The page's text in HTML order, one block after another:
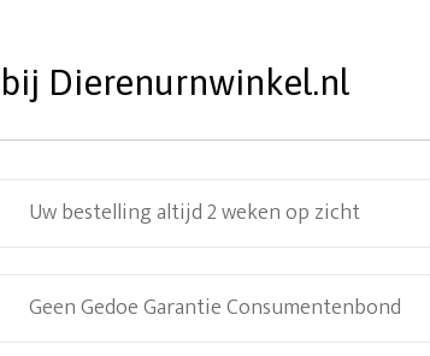
Dierenurnwinkel.nl
Uw bestelling altijd 2 weken op zicht
Geen Gedoe Garantie Consumentenbond